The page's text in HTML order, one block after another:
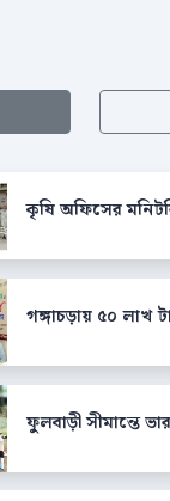
কৃষি অফিসের
গঙ্গাচড়ায় ৫০ লাখ
ফুলবাড়ী সীমান্তে